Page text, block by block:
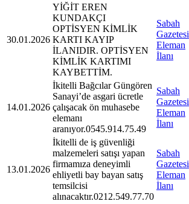
30.01.2026
YİĞİT EREN
KUNDAKÇI
OPTİSYEN KİMLİK
KARTI KAYIP
İLANIDIR. OPTİSYEN
KİMLİK KARTIMI
KAYBETTİM.
Sabah
Gazetesi
Eleman
İlanı
14.01.2026
İkitelli Bağcılar Güngören
Sanayi’de asgari ücretle
çalışacak ön muhasebe
elemanı
aranıyor.0545.914.75.49
Sabah
Gazetesi
Eleman
İlanı
13.01.2026
İkitelli de iş güvenliği
malzemeleri satışı yapan
firmamıza deneyimli
ehliyetli bay bayan satış
temsilcisi
alınacaktır.0212.549.77.70
Sabah
Gazetesi
Eleman
İlanı